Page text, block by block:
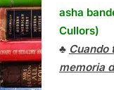
asha
Cullors)
♣ Cuando
memoria